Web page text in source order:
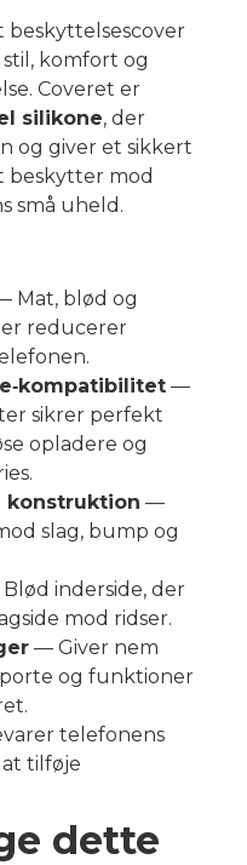
komfort og
Coveret er
silikone, der
og giver et sikkert
beskytter mod
små uheld.
Mat, blød og
reducerer
—
sikrer perfekt
opladere og
konstruktion —
slag, bump og
inderside, der
mod ridser.
— Giver nem
og funktioner
telefonens
tilføje
dette